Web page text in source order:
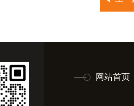
网站首页